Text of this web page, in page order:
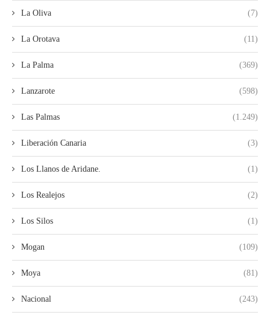
La Oliva (7)
La Orotava (11)
La Palma (369)
Lanzarote (598)
Las Palmas (1.249)
Liberación Canaria (3)
Los Llanos de Aridane. (1)
Los Realejos (2)
Los Silos (1)
Mogan (109)
Moya (81)
Nacional (243)